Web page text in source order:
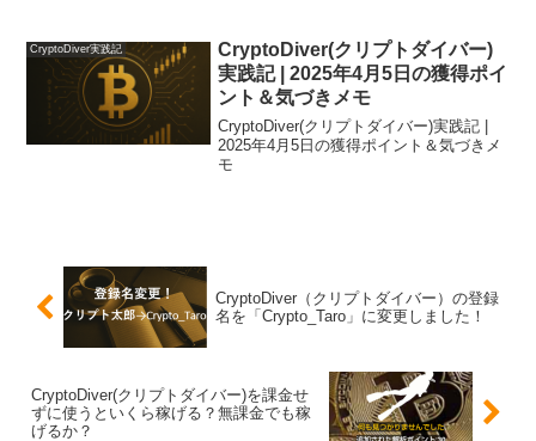
CryptoDiver実践記
CryptoDiver(クリプトダイバー)
実践記 | 2025年4月5日の獲得ポイ
ント＆気づきメモ
CryptoDiver(クリプトダイバー)実践記 |
2025年4月5日の獲得ポイント＆気づきメ
モ
CryptoDiver（クリプトダイバー）の登録
名を「Crypto_Taro」に変更しました！
CryptoDiver(クリプトダイバー)を課金せ
ずに使うといくら稼げる？無課金でも稼
げるか？